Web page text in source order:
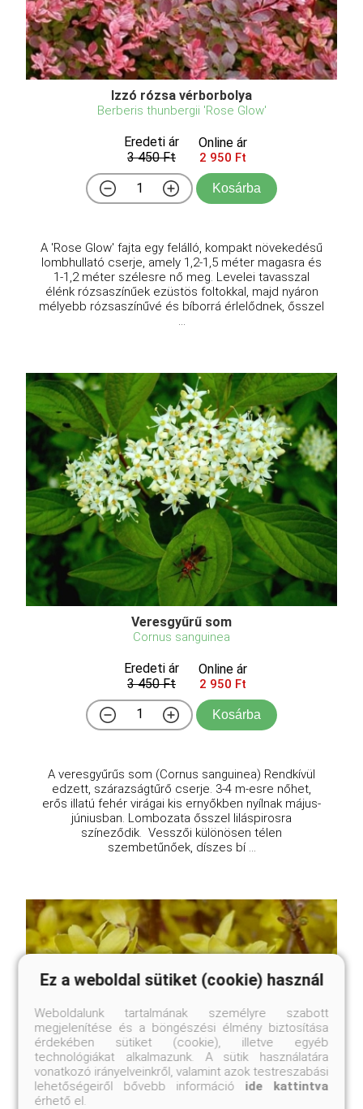
Izzó rózsa vérborbolya
Berberis thunbergii 'Rose Glow'
Eredeti ár
3 450 Ft
Online ár
2 950 Ft
Kosárba
A 'Rose Glow' fajta egy felálló, kompakt növekedésű
lombhullató cserje, amely 1,2-1,5 méter magasra és
1-1,2 méter szélesre nő meg. Levelei tavasszal
élénk rózsaszínűek ezüstös foltokkal, majd nyáron
mélyebb rózsaszínűvé és bíborrá érlelődnek, ősszel
...
Veresgyűrű som
Cornus sanguinea
Eredeti ár
3 450 Ft
Online ár
2 950 Ft
Kosárba
A veresgyűrűs som (Cornus sanguinea) Rendkívül
edzett, szárazságtűrő cserje. 3-4 m-esre nőhet,
erős illatú fehér virágai kis ernyőkben nyílnak május-
júniusban. Lombozata ősszel liláspirosra
színeződik. Vesszői különösen télen
szembetűnőek, díszes bí ...
Ez a weboldal sütiket (cookie) használ
Weboldalunk tartalmának személyre szabott
megjelenítése és a böngészési élmény biztosítása
érdekében sütiket (cookie), illetve egyéb
technológiákat alkalmazunk. A sütik használatára
vonatkozó irányelveinkről, valamint azok testreszabási
lehetőségeiről bővebb információ ide kattintva
érhető el.